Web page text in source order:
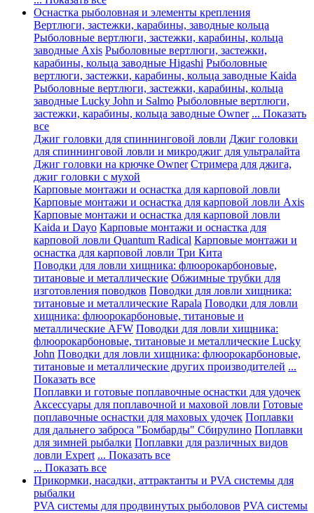
Оснастка рыболовная и элементы крепления
Вертлюги, застежки, карабины, заводные кольца
Рыболовные вертлюги, застежки, карабины, кольца
заводные Axis Рыболовные вертлюги, застежки,
карабины, кольца заводные Higashi Рыболовные
вертлюги, застежки, карабины, кольца заводные Kaida
Рыболовные вертлюги, застежки, карабины, кольца
заводные Lucky John и Salmo Рыболовные вертлюги,
застежки, карабины, кольца заводные Owner ... Показать
все
Джиг головки для спиннинговой ловли Джиг головки
для спиннинговой ловли и микроджиг для ультралайта
Джиг головки на крючке Owner Стримера для джига,
джиг головки с мухой
Карповые монтажи и оснастка для карповой ловли
Карповые монтажи и оснастка для карповой ловли Axis
Карповые монтажи и оснастка для карповой ловли
Kaida и Dayo Карповые монтажи и оснастка для
карповой ловли Quantum Radical Карповые монтажи и
оснастка для карповой ловли Три Кита
Поводки для ловли хищника: флюорокарбоновые,
титановые и металлические Обжимные трубки для
изготовления поводков Поводки для ловли хищника:
титановые и металлические Rapala Поводки для ловли
хищника: флюорокарбоновые, титановые и
металлические AFW Поводки для ловли хищника:
флюорокарбоновые, титановые и металлические Lucky
John Поводки для ловли хищника: флюорокарбоновые,
титановые и металлические других производителей ...
Показать все
Поплавки и готовые поплавочные оснастки для удочек
Аксессуары для поплавочной и маховой ловли Готовые
поплавочные оснастки для маховых удочек Поплавки
для дальнего заброса "Бомбарды" Сбирулино Поплавки
для зимней рыбалки Поплавки для различных видов
ловли Expert ... Показать все
... Показать все
Прикормки, насадки, аттрактанты и PVA системы для
рыбалки
PVA системы для продвинутых рыболовов PVA системы